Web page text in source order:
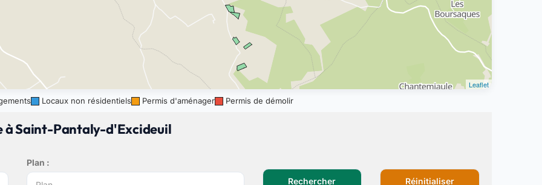
Leaflet
Locaux non résidentiels Permis d'aménager Permis de démolir
à Saint-Pantaly-d'Excideuil
Plan :
Rechercher
Réinitialiser